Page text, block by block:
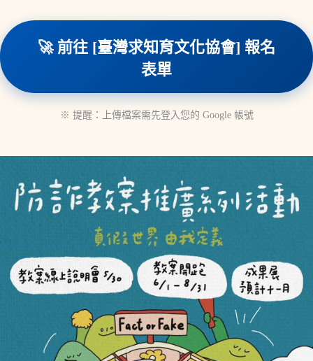
🚀 前往 [臺灣求知育文化協會] 報名
表單
※ 提醒：上傳檔案需先登入您的 Google 帳號